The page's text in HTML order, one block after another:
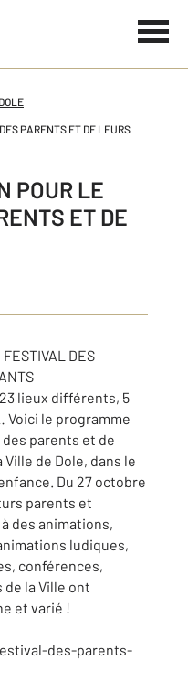
PARENTS ET DE LEURS
POUR LE
ET DE
FESTIVAL DES
lieux différents, 5
le programme
parents et de
de Dole, dans le
Du 27 octobre
parents et
des animations,
ludiques,
conférences,
la Ville ont
et varié !
des-parents-